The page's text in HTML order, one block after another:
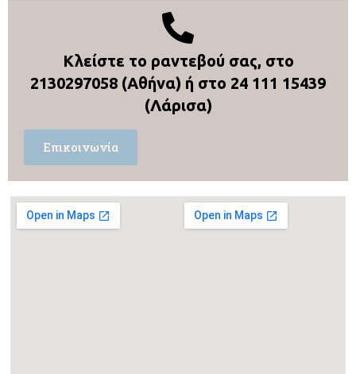
Κλείστε το ραντεβού σας, στο
2130297058 (Αθήνα) ή στο 24 111 15439
(Λάρισα)
Επικοινωνία